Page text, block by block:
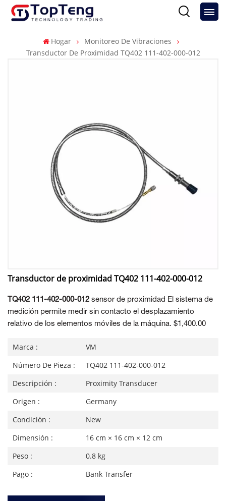
Hogar
Monitoreo De Vibraciones
Transductor De Proximidad TQ402 111-402-000-012
Transductor de proximidad TQ402 111-402-000-012
TQ402 111-402-000-012 sensor de proximidad El sistema de
medición permite medir sin contacto el desplazamiento
relativo de los elementos móviles de la máquina. $1,400.00
Marca :
VM
Número De Pieza :
TQ402 111-402-000-012
Descripción :
Proximity Transducer
Origen :
Germany
Condición :
New
Dimensión :
16 cm × 16 cm × 12 cm
Peso :
0.8 kg
Pago :
Bank Transfer